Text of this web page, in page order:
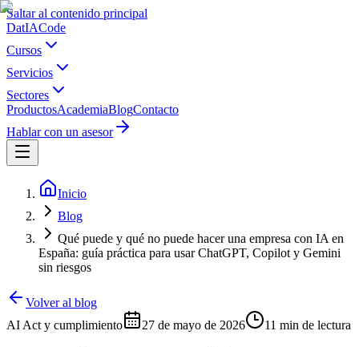
Saltar al contenido principal
DatIACode
Cursos
Servicios
Sectores
ProductosAcademiaBlogContacto
Hablar con un asesor
Inicio
Blog
Qué puede y qué no puede hacer una empresa con IA en
España: guía práctica para usar ChatGPT, Copilot y Gemini
sin riesgos
Volver al blog
AI Act y cumplimiento
27 de mayo de 2026 11 min de lectura